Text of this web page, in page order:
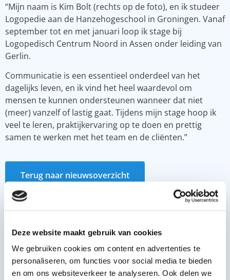
Deze website maakt gebruik van cookies
We gebruiken cookies om content en advertenties te
personaliseren, om functies voor social media te bieden
en om ons websiteverkeer te analyseren. Ook delen we
“Mijn naam is Kim Bolt (rechts op de foto), en ik studeer
Logopedie aan de Hanzehogeschool in Groningen. Vanaf
september tot en met januari loop ik stage bij
Logopedisch Centrum Noord in Assen onder leiding van
Gerlin.
Communicatie is een essentieel onderdeel van het
dagelijks leven, en ik vind het heel waardevol om
mensen te kunnen ondersteunen wanneer dat niet
(meer) vanzelf of lastig gaat. Tijdens mijn stage hoop ik
veel te leren, praktijkervaring op te doen en prettig
samen te werken met het team en de cliënten.”
Terug naar nieuwsoverzicht